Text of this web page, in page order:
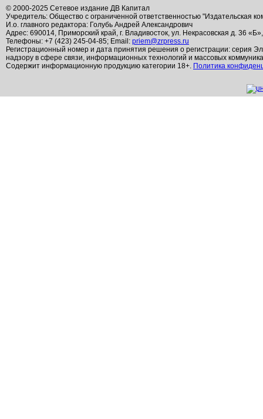
© 2000-2025 Сетевое издание ДВ Капитал
Учредитель: Общество с ограниченной ответственностью "Издательская
И.о. главного редактора: Голубь Андрей Александрович
Адрес: 690014, Приморский край, г. Владивосток, ул. Некрасовская д. 36
Телефоны: +7 (423) 245-04-85; Email: priem@zrpress.ru
Регистрационный номер и дата принятия решения о регистрации: серия
надзору в сфере связи, информационных технологий и массовых
Содержит информационную продукцию категории 18+. Политика